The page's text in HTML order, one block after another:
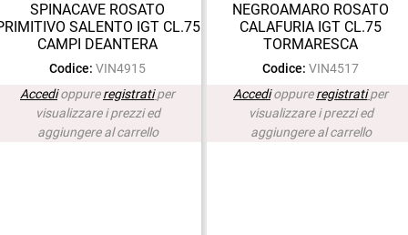
SPINACAVE ROSATO
SALENTO IGT CL.75
CAMPI DEANTERA
Codice: VIN4915
Accedioppureregistrati per
visualizzare i prezzi ed
aggiungere al carrello
NEGROAMARO ROSATO
CALAFURIA IGT CL.75
TORMARESCA
Codice: VIN4517
Accedioppureregistrati per
visualizzare i prezzi ed
aggiungere al carrello